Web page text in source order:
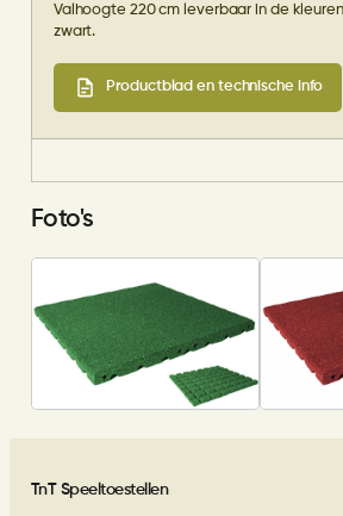
Valhoogte 220 cm leverbaar in de
zwart.
Productblad en technische info
Foto's
TnT Speeltoestellen